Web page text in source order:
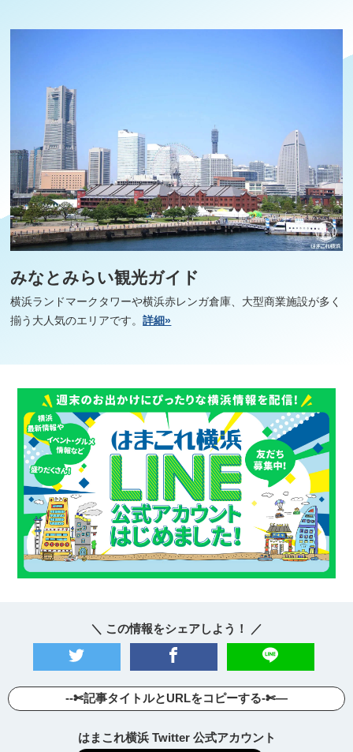
みなとみらい観光ガイド
横浜ランドマークタワーや横浜赤レンガ倉庫、大型商業施設が多く
揃う大人気のエリアです。詳細»
＼ この情報をシェアしよう！ ／
--✄記事タイトルとURLをコピーする-✄—
はまこれ横浜 Twitter 公式アカウント